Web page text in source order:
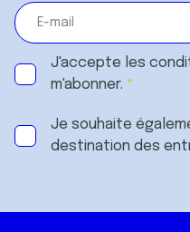
J'accepte les
m'abonner.
Je souhaite
destination des